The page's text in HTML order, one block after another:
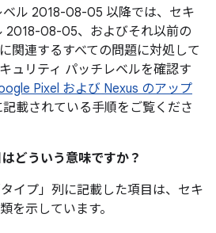
ベル 2018-08-05 以降では、セキ
2018-08-05、およびそれ以前の
関連するすべての問題に対処して
ュリティ パッチレベルを確認す
Pixel および Nexus のアップ
記載されている手順をご覧くださ
どういう意味ですか？
イプ」 列に記載した項目は、セキ
を示しています。